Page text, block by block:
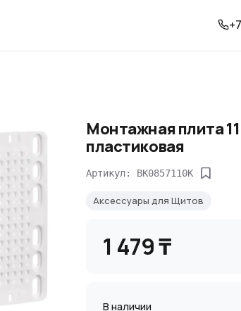
Монтажная плита
пластиковая
Артикул: BK0857110K
Аксессуары для Щитов
1 479 ₸
В наличии